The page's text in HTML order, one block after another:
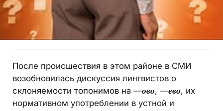
После происшествия в этом районе в СМИ
возобновилась дискуссия лингвистов о
склоняемости топонимов на —ово, —ево, их
нормативном употреблении в устной и